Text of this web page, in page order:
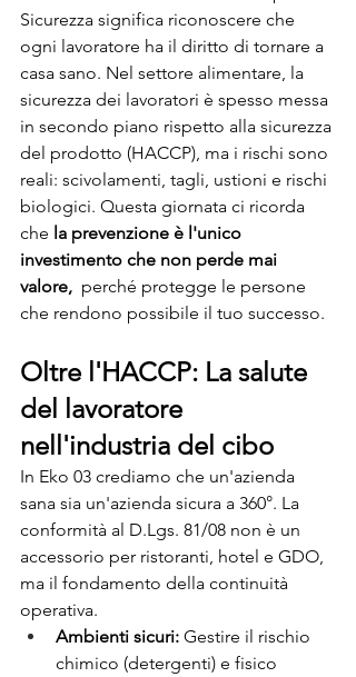
Sicurezza significa riconoscere che
ogni lavoratore ha il diritto di tornare a
casa sano. Nel settore alimentare, la
sicurezza dei lavoratori è spesso messa
in secondo piano rispetto alla sicurezza
del prodotto (HACCP), ma i rischi sono
reali: scivolamenti, tagli, ustioni e rischi
biologici. Questa giornata ci ricorda
che la prevenzione è l'unico
investimento che non perde mai
valore, perché protegge le persone
che rendono possibile il tuo successo.
Oltre l'HACCP: La salute
del lavoratore
nell'industria del cibo
In Eko 03 crediamo che un'azienda
sana sia un'azienda sicura a 360°. La
conformità al D.Lgs. 81/08 non è un
accessorio per ristoranti, hotel e GDO,
ma il fondamento della continuità
operativa.
Ambienti sicuri: Gestire il rischio
chimico (detergenti) e fisico